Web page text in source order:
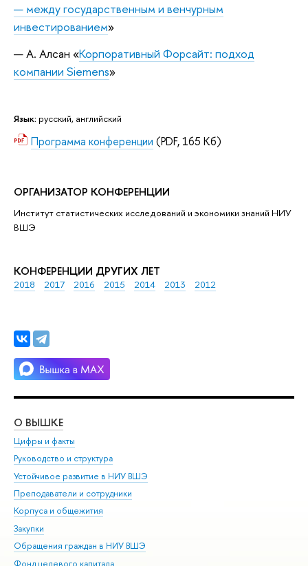
Язык: русский, английский
Программа конференции (PDF, 165 Кб)
ОРГАНИЗАТОР КОНФЕРЕНЦИИ
Институт статистических исследований и экономики знаний НИУ
ВШЭ
КОНФЕРЕНЦИИ ДРУГИХ ЛЕТ
2018 2017 2016 2015 2014 2013 2012
— между государственным и венчурным
инвестированием»
А. Алсан «Корпоративный Форсайт: подход
компании Siemens»
О ВЫШКЕ
Цифры и факты
Руководство и структура
Устойчивое развитие в НИУ ВШЭ
Преподаватели и сотрудники
Корпуса и общежития
Закупки
Обращения граждан в НИУ ВШЭ
Фонд целевого капитала